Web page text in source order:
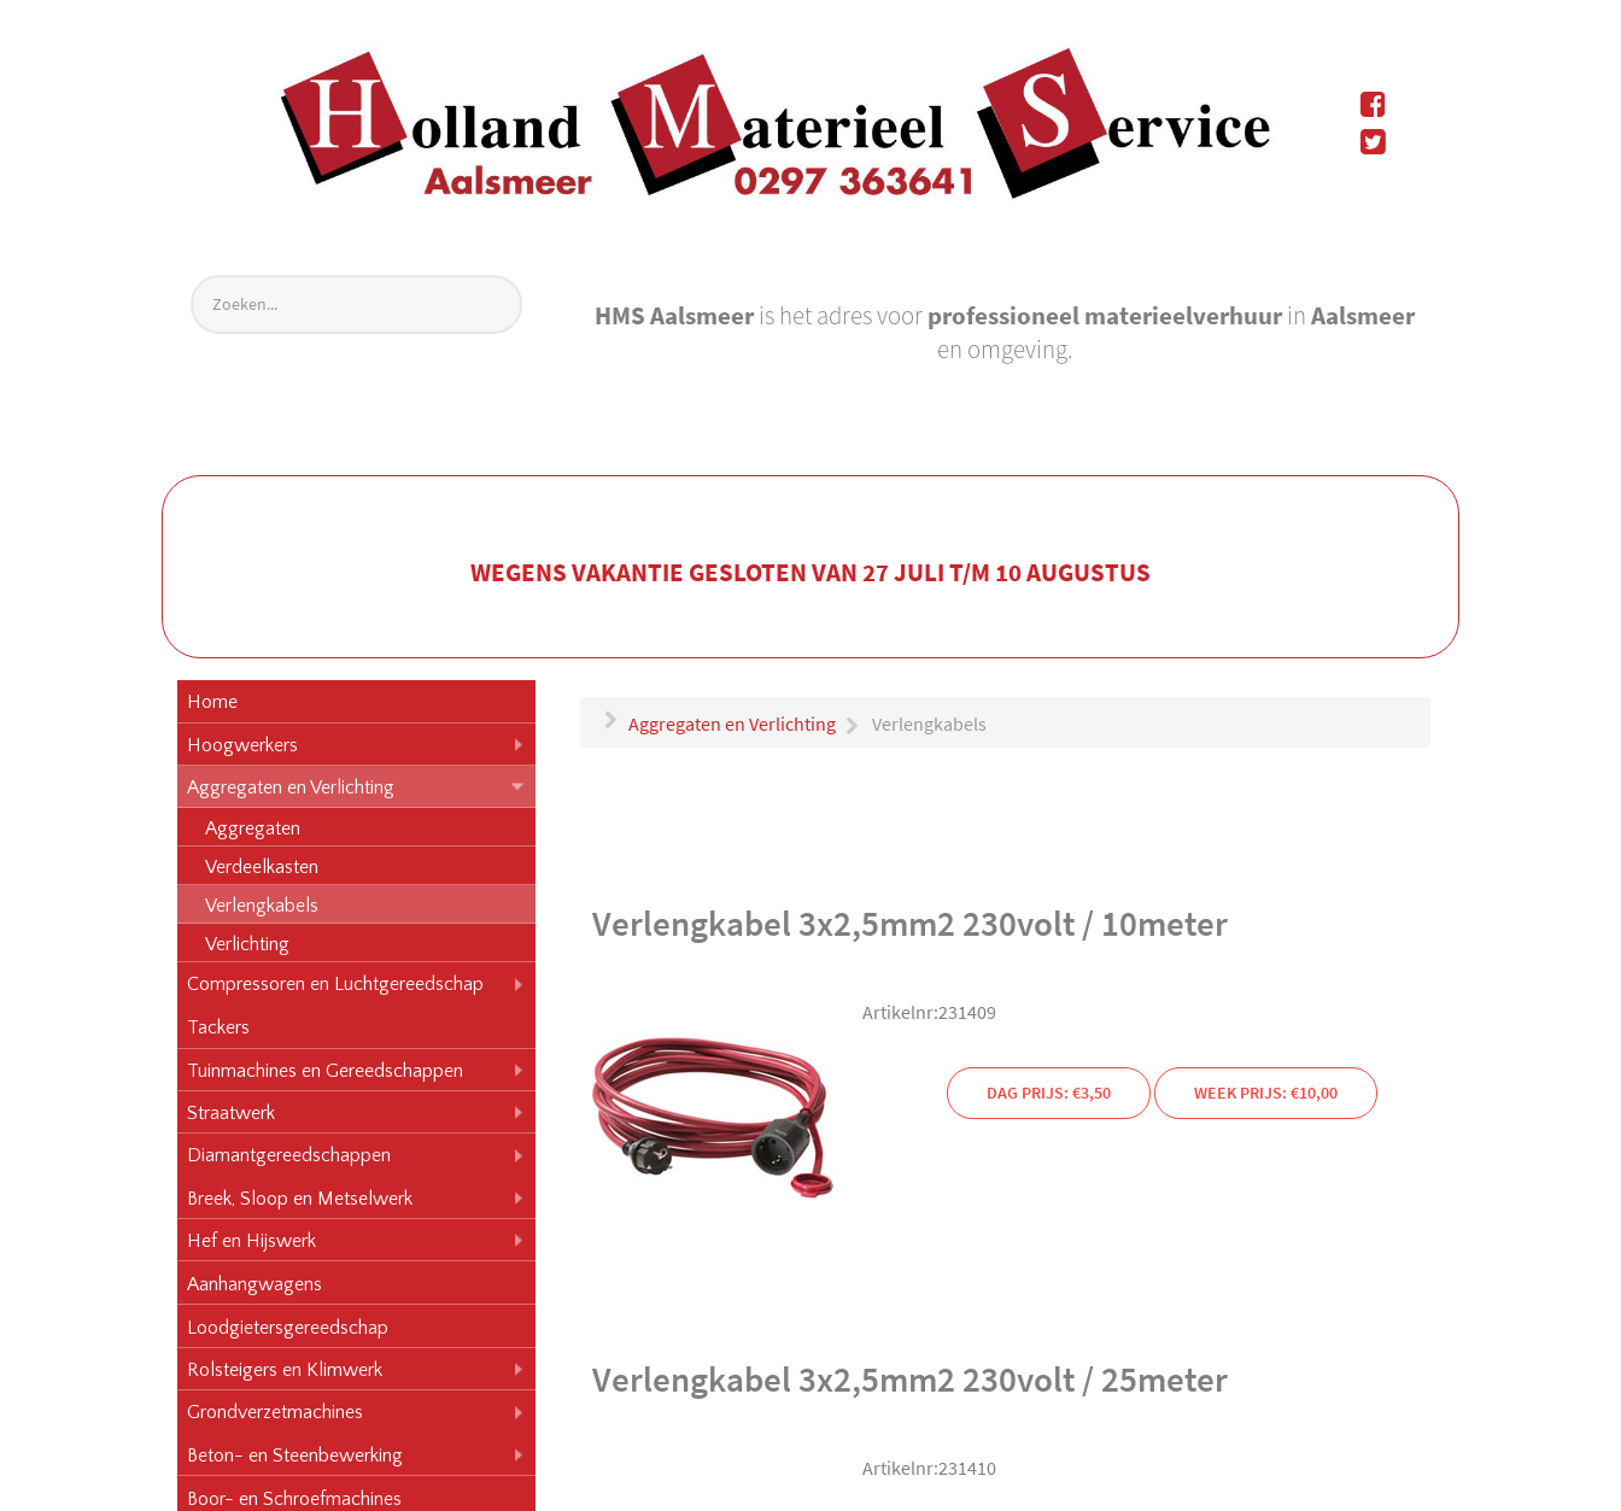
HMS Aalsmeeris het adres voorprofessioneel materieelverhuurinAalsmeer
en omgeving.
WEGENS VAKANTIE GESLOTEN VAN 27 JULI T/M 10 AUGUSTUS
Home
Hoogwerkers
Aggregaten en Verlichting
Aggregaten
Verdeelkasten
Verlengkabels
Verlichting
Compressoren en Luchtgereedschap
Tackers
Tuinmachines en Gereedschappen
Straatwerk
Diamantgereedschappen
Breek, Sloop en Metselwerk
Hef en Hijswerk
Aanhangwagens
Loodgietersgereedschap
Rolsteigers en Klimwerk
Grondverzetmachines
Beton- en Steenbewerking
Boor- en Schroefmachines
Aggregaten en Verlichting Verlengkabels
Verlengkabel 3x2,5mm2 230volt / 10meter
Artikelnr:231409
DAG PRIJS: €3,50 WEEK PRIJS: €10,00
Verlengkabel 3x2,5mm2 230volt / 25meter
Artikelnr:231410